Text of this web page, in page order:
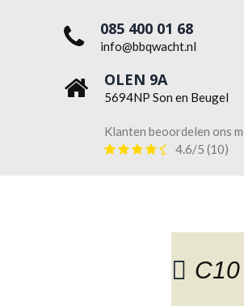
085 400 01 68
info@bbqwacht.nl
OLEN 9A
5694NP Son en Beugel
Klanten beoordelen ons
4.6/5 (10)
C10